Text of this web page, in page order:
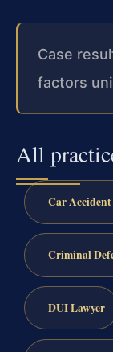
Case
factors
All
Car
Criminal
DUI Lawyer